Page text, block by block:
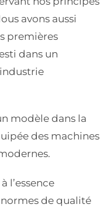
avons aussi
premières
dans un
modèle dans la
des machines
l’essence
de qualité